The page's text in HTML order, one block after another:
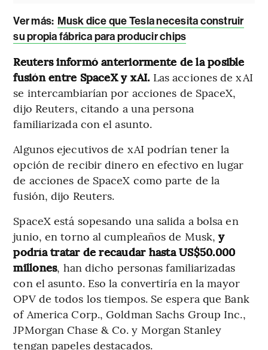
Ver más: Musk dice que Tesla necesita construir
su propia fábrica para producir chips
Reuters informó anteriormente de la posible
fusión entre SpaceX y xAI. Las acciones de xAI
se intercambiarían por acciones de SpaceX,
dijo Reuters, citando a una persona
familiarizada con el asunto.
Algunos ejecutivos de xAI podrían tener la
opción de recibir dinero en efectivo en lugar
‍de acciones de SpaceX como parte de la
fusión, dijo Reuters.
SpaceX está sopesando una salida a bolsa en
junio, en torno al cumpleaños de Musk,y
podría tratar de recaudar hasta US$50.000
millones, han dicho personas familiarizadas
con el asunto. Eso la convertiría en la mayor
OPV de todos los tiempos. Se espera que Bank
of America Corp., Goldman Sachs Group Inc.,
JPMorgan Chase & Co. y Morgan Stanley
tengan papeles destacados.